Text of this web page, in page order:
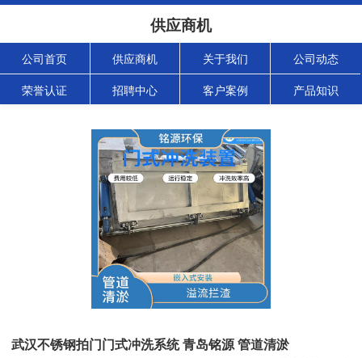
供应商机
公司首页 供应商机 关于我们 公司动态
荣誉认证 招聘中心 客户案例 产品知识
武汉不锈钢拍门门式冲洗系统 青岛铭源 管道清淤